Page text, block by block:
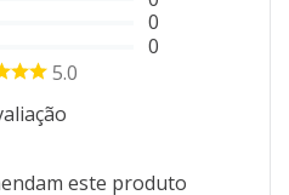
0
0
5.0
este produto